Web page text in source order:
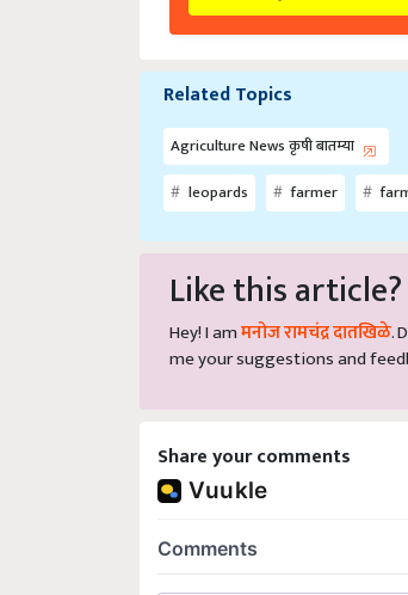
Related Topics
Agriculture News कृषी बातम्या
leopards
farmer
Like this article?
Hey! I am मनोज रामचंद्र दातखिळे .
me your suggestions and
Share your comments